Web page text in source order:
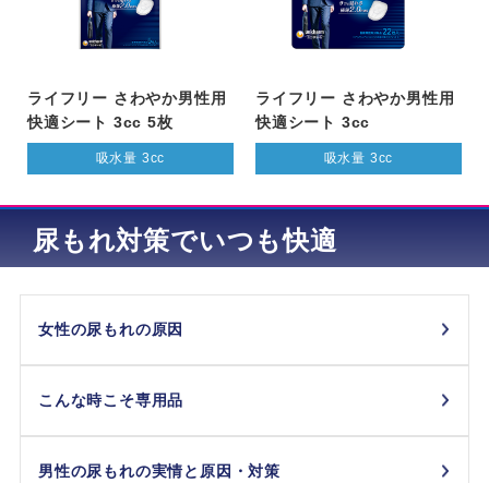
ライフリー さわやか男性用
快適シート 3cc 5枚
吸水量 3cc
ライフリー さわやか男性用
快適シート 3cc
吸水量 3cc
尿もれ対策でいつも快適
女性の尿もれの原因
こんな時こそ専用品
男性の尿もれの実情と原因・対策